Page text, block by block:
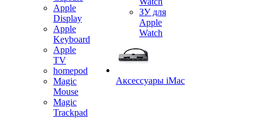
Apple
Display
Apple
Keyboard
Apple
TV
homepod
Magic
Mouse
Magic
Trackpad
ЗУ для
Apple
Watch
Аксессуары iMac